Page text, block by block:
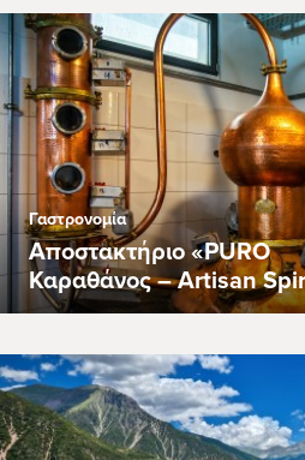
Γαστρονομία
Αποστακτήριο «PURO
Καραθάνος – Artisan